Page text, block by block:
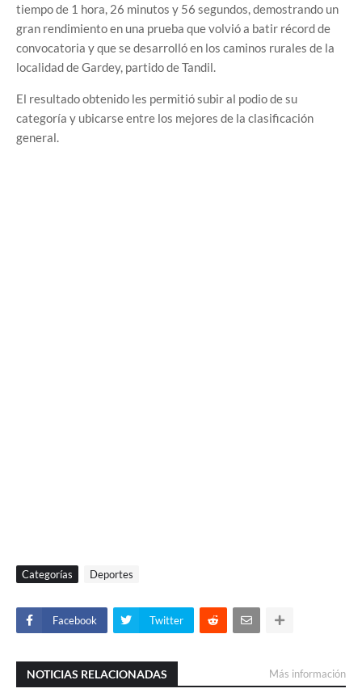
tiempo de 1 hora, 26 minutos y 56 segundos, demostrando un
gran rendimiento en una prueba que volvió a batir récord de
convocatoria y que se desarrolló en los caminos rurales de la
localidad de Gardey, partido de Tandil.
El resultado obtenido les permitió subir al podio de su
categoría y ubicarse entre los mejores de la clasificación
general.
Categorías Deportes
Facebook Twitter
NOTICIAS RELACIONADAS Más información